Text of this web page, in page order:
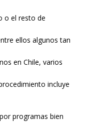
o el resto de
ellos algunos tan
en Chile, varios
incluye
programas bien